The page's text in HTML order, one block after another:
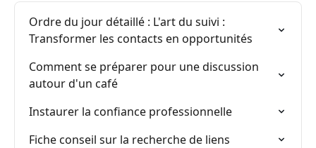
Ordre du jour détaillé : L'art du suivi :
Transformer les contacts en opportunités
Comment se préparer pour une discussion
autour d'un café
Instaurer la confiance professionnelle
Fiche conseil sur la recherche de liens